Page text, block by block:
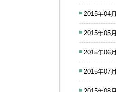
2015年04月
2015年05月
2015年06月
2015年07月